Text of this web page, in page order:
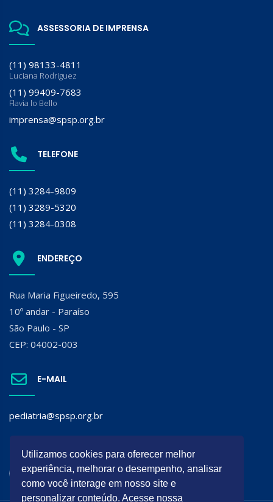
ASSESSORIA DE IMPRENSA
(11) 98133-4811
Luciana Rodriguez
(11) 99409-7683
Flavia lo Bello
imprensa@spsp.org.br
TELEFONE
(11) 3284-9809
(11) 3289-5320
(11) 3284-0308
ENDEREÇO
Rua Maria Figueiredo, 595
10º andar - Paraíso
São Paulo - SP
CEP: 04002-003
E-MAIL
pediatria@spsp.org.br
SIGA A SPSP:
Utilizamos cookies para oferecer melhor
experiência, melhorar o desempenho, analisar
como você interage em nosso site e
personalizar conteúdo. Acesse nossa